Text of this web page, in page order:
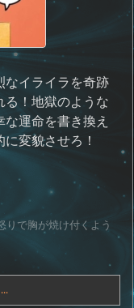
なイライラを奇跡
！地獄のような
運命を書き換え
変貌させろ！
りで胸が焼け付くよう